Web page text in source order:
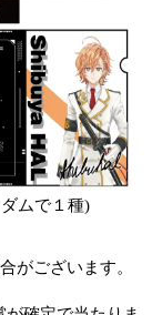
ムで１種)
がございます。